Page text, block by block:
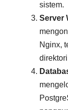
sistem.
Server
Nginx,